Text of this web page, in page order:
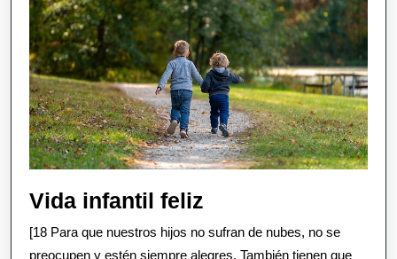
Vida infantil feliz
infantil
feliz
[18 Para que nuestros hijos no sufran de nubes, no se
preocupen y estén siempre alegres. También tienen que